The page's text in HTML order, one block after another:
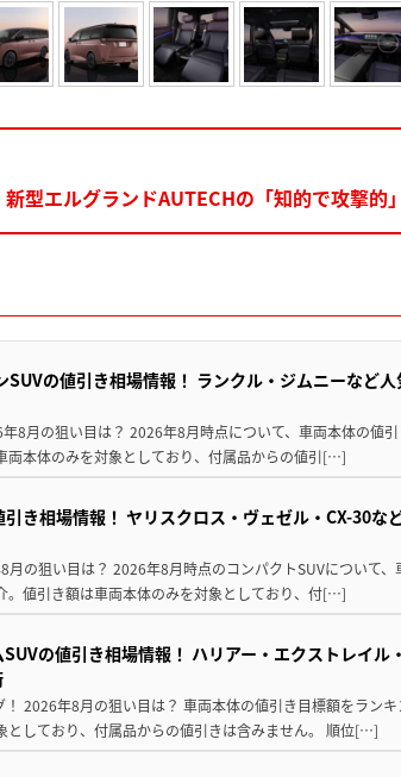
型エルグランドAUTECHの「知的で攻撃的
SUVの値引き相場情報！ ランクル・ジムニーなど人
8月の狙い目は？ 2026年8月時点について、車両本体の値引
両本体のみを対象としており、付属品からの値引[…]
き相場情報！ ヤリスクロス・ヴェゼル・CX-30な
月の狙い目は？ 2026年8月時点のコンパクトSUVについて、
。値引き額は車両本体のみを対象としており、付[…]
の値引き相場情報！ ハリアー・エクストレイル・
2026年8月の狙い目は？ 車両本体の値引き目標額をランキ
としており、付属品からの値引きは含みません。 順位[…]